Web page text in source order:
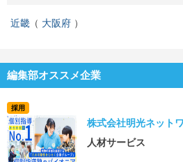
近畿 大阪府
編集部オススメ企業
採用
株式会社明光ネット
人材サービス